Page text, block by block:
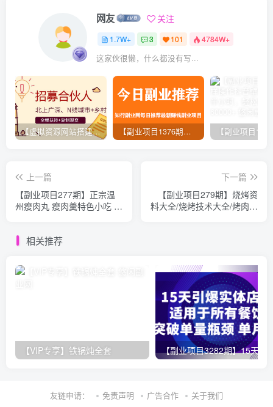
网友 关注
1.7W+ 3 101 4784W+
这家伙很懒，什么都没有写...
【虚拟资源网站搭建服务】加盟本站系统，做一个和本站一样的独立网站，躺赚的项目 【副业项目1376期】龟课最新闲鱼项目玩法实战教程_全新升级月收益几千到几万
上一篇
【副业项目277期】正宗温
州瘦肉丸 瘦肉羹特色小吃 技
下一篇
【副业项目279期】烧烤资
料大全/烧烤技术大全/烤肉烤
相关推荐
【VIP专享】铁锅炖全套
友链申请： 免责声明 广告合作 关于我们